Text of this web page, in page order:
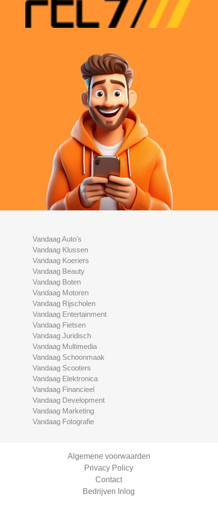
Vandaag Auto's
Vandaag Klussen
Vandaag Koeriers
Vandaag Beauty
Vandaag Boten
Vandaag Motoren
Vandaag Rijscholen
Vandaag Entertainment
Vandaag Fietsen
Vandaag Juridisch
Vandaag Multimedia
Vandaag Schoonmaak
Vandaag Scooters
Vandaag Elektronica
Vandaag Financieel
Vandaag Development
Vandaag Marketing
Vandaag Fotografie
Algemene voorwaarden
Privacy Policy
Contact
Bedrijven Inlog